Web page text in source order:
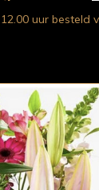
uur besteld